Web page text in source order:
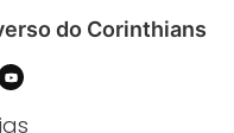
do Corinthians